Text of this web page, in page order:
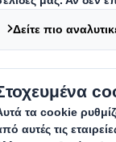
και
και τις
έχουν